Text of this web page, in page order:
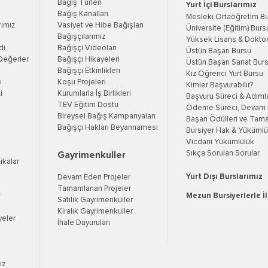
Bağış Türleri
Bağış Kanalları
Vasiyet ve Hibe Bağışları
Bağışçılarımız
Bağışçı Videoları
Bağışçı Hikayeleri
Bağışçı Etkinlikleri
Koşu Projeleri
Kurumlarla İş Birlikleri
TEV Eğitim Dostu
Bireysel Bağış Kampanyaları
Bağışçı Hakları Beyannamesi
Gayrimenkuller
Devam Eden Projeler
Tamamlanan Projeler
Satılık Gayrimenkuller
Kiralık Gayrimenkuller
İhale Duyuruları
Yurt İçi Burslarımız
Mesleki Ortaöğretim
Üniversite (Eğitim)
Yüksek Lisans &
Üstün Başarı Bursu
Üstün Başarı Sanat
Kız Öğrenci Yurt Bursu
Kimler Başvurabilir?
Başvuru Süreci &
Ödeme Süreci, Devam
Başarı Ödülleri ve
Bursiyer Hak &
Vicdani Yükümlülük
Sıkça Sorulan Sorular
Yurt Dışı Burslarımız
Mezun Bursiyerlerle